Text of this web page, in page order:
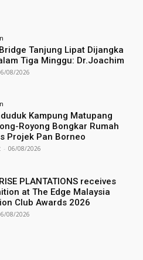
Tanjung Lipat Dijangka
Tiga Minggu: Dr.Joachim
08/2026
Kampung Matupang
Royong Bongkar Rumah
Projek Pan Borneo
- 06/08/2026
PLANTATIONS receives
at The Edge Malaysia
Club Awards 2026
08/2026